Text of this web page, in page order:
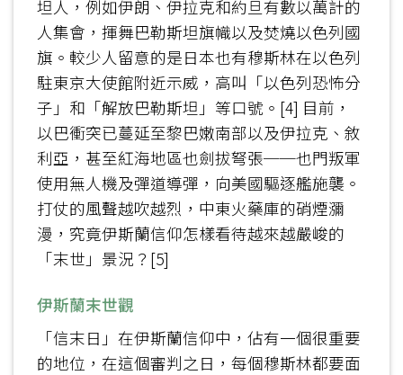
坦人，例如伊朗、伊拉克和約旦有數以萬計的
人集會，揮舞巴勒斯坦旗幟以及焚燒以色列國
旗。較少人留意的是日本也有穆斯林在以色列
駐東京大使館附近示威，高叫「以色列恐怖分
子」和「解放巴勒斯坦」等口號。[4] 目前，
以巴衝突已蔓延至黎巴嫩南部以及伊拉克、敘
利亞，甚至紅海地區也劍拔弩張──也門叛軍
使用無人機及彈道導彈，向美國驅逐艦施襲。
打仗的風聲越吹越烈，中東火藥庫的硝煙瀰
漫，究竟伊斯蘭信仰怎樣看待越來越嚴峻的
「末世」景況？[5]
伊斯蘭末世觀
「信末日」在伊斯蘭信仰中，佔有一個很重要
的地位，在這個審判之日，每個穆斯林都要面